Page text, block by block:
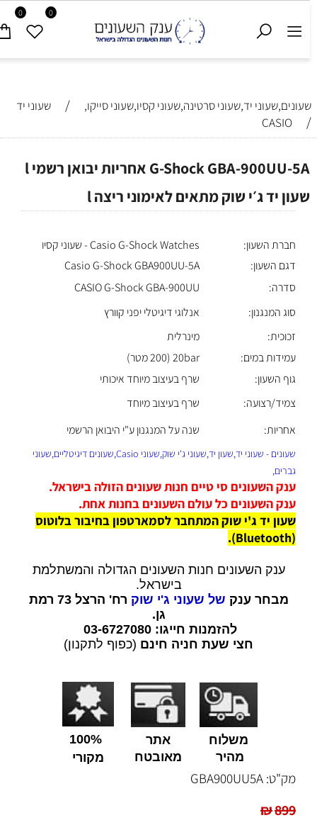
0 0
שעונים,שעוני יד,שעוני סרטינה,שעוני קסיו,שעוני סייקו, / שעוני יד
/
CASIO
G-Shock GBA-900UU-5A אחריות יבואן רשמי l
שעון יד ג׳י שוק מתאים לאימוני ריצה l
חברת השעון:
Casio G-Shock Watches - שעוני קסיו
דגם השעון:
Casio G-Shock GBA900UU-5A
סדרה:
CASIO G-Shock GBA-900UU
סוג המנגנון:
אנלוגי דיגיטלי יפני קוורץ
זכוכית:
מינרלית
עמידות במים:
20bar (200 מטר)
גוף השעון:
שרף בעיצוב מיוחד איכותי
צמיד/רצועה:
שרף בעיצוב מיוחד
אחריות:
שנה על המנגנון ע"י היבואן הרשמי
שעונים - שעוני יד,שעון יד,שעוני ג'י שוק,שעוני Casio,שעונים דיגיטליים,שעוני
גברים,
ענק השעונים סי טיים חנות שעונים הזולה בישראל.
ענק השעונים כל עולם השעונים בחנות אחת.
שעון יד ג'י שוק המתחבר לסמארטפון בחיבור בלוטוס
ענק השעונים חנות השעונים הגדולה והמשתלמת
בישראל.
מבחר ענק של שעוני ג'י שוק
רח' הרצל 73 רמת
גן.
להזמנות חייגו: 03-6727080
חצי שעת חניה חינם (כפוף לתקנון)
משלוח
מהיר
אתר
מאובטח
100%
מקורי
מק"ט: GBA900UU5A
₪899